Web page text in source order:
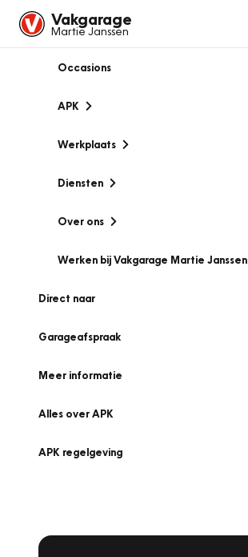
Vakgarage
Martie Janssen
Occasions
APK
Werkplaats
Diensten
Over ons
Werken bij Vakgarage Martie Janssen
Direct naar
Garageafspraak
Meer informatie
Alles over APK
APK regelgeving